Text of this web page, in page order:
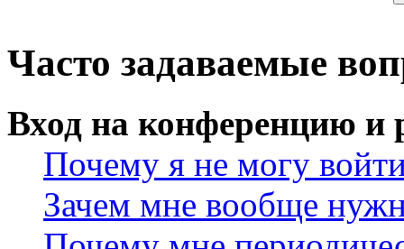
Часто задаваемые
Вход на конференцию и
Почему я не могу
Зачем мне вообще